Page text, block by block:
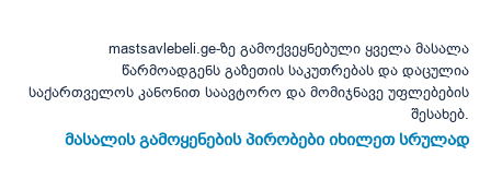
mastsavlebeli.ge-ზე გამოქვეყნებული ყველა მასალა
წარმოადგენს გაზეთის საკუთრებას და დაცულია
საქართველოს კანონით საავტორო და მომიჯნავე უფლებების
შესახებ.
მასალის გამოყენების პირობები იხილეთ სრულად